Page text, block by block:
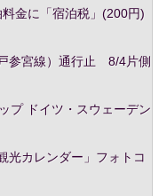
金に「宿泊税」(200円)
参宮線）通行止 8/4片側
プ ドイツ・スウェーデン
光カレンダー」フォトコ